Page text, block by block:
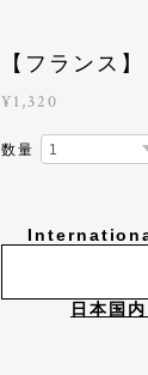
【フランス
¥1,320
数量
日本国